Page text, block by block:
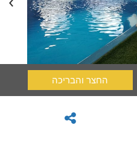
החצר והבריכה